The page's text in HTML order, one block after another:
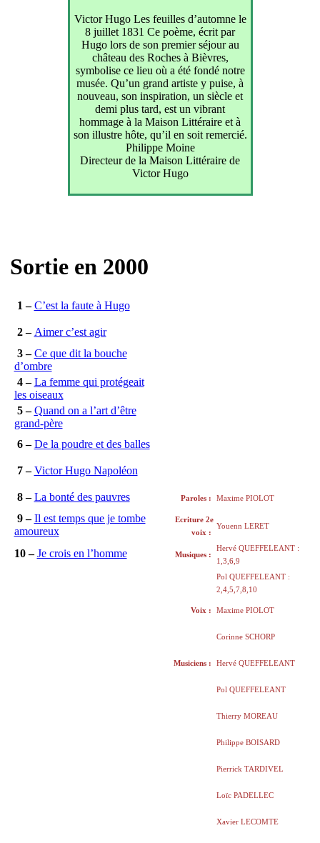
Victor Hugo Les feuilles d’automne le
8 juillet 1831 Ce poème, écrit par
Hugo lors de son premier séjour au
château des Roches à Bièvres,
symbolise ce lieu où a été fondé notre
musée. Qu’un grand artiste y puise, à
nouveau, son inspiration, un siècle et
demi plus tard, est un vibrant
hommage à la Maison Littéraire et à
son illustre hôte, qu’il en soit remercié.
Philippe Moine
Directeur de la Maison Littéraire de
Victor Hugo
Sortie en 2000
1 –C’est la faute à Hugo
2 – Aimer c’est agir
3 –Ce que dit la bouche
d’ombre
4 –La femme qui protégeait
les oiseaux
5 –Quand on a l’art d’être
grand-père
6 –De la poudre et des balles
7 –Victor Hugo Napoléon
8 –La bonté des pauvres Paroles : Maxime PIOLOT
9 –Il est temps que je tombe
amoureux
Ecriture 2e
voix :
Youenn LERET
10 –Je crois en l’homme Musiques :
Hervé QUEFFELEANT :
1,3,6,9
Pol QUEFFELEANT :
2,4,5,7,8,10
Voix : Maxime PIOLOT
Corinne SCHORP
Musiciens : Hervé QUEFFELEANT
Pol QUEFFELEANT
Thierry MOREAU
Philippe BOISARD
Pierrick TARDIVEL
Loïc PADELLEC
Xavier LECOMTE